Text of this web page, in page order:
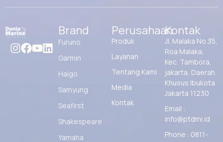
Brand
Furuno
Garmin
Haigo
Samyung
Seafirst
Shakespeare
Yamaha
Perusahaan
Produk
Layanan
Tentang Kami
Media
Kontak
Kontak
Jl. Malaka No.35,
Roa Malaka,
Kec. Tambora,
jakarta, Daerah
Khusus Ibukota
Jakarta 11230
Email :
info@ptdmi.id
Phone : 0811-